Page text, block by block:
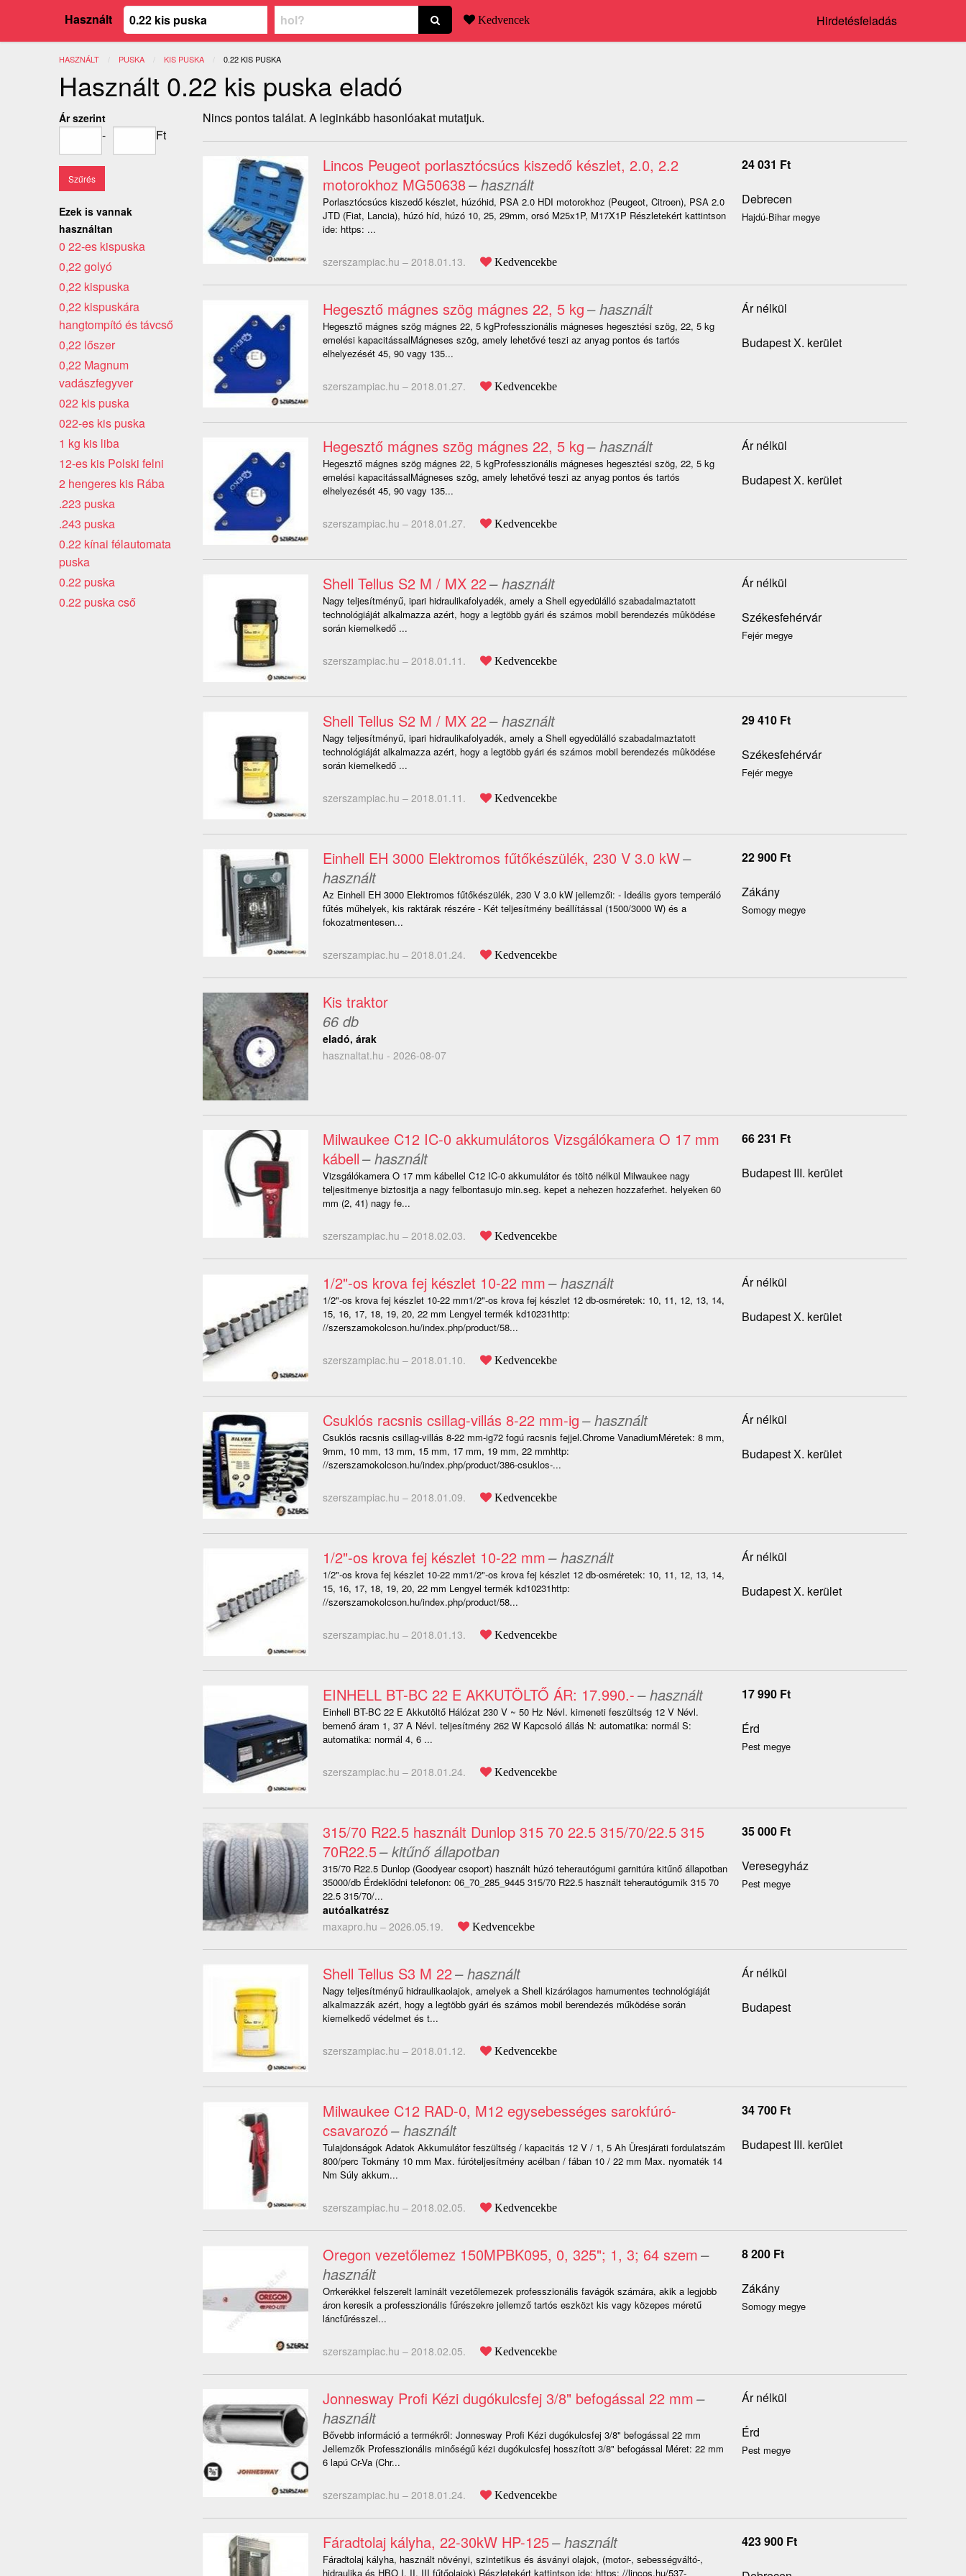
Használt Kedvencek Hirdetésfeladás
HASZNÁLT PUSKA KIS PUSKA JELENLEGI:
0.22 KIS PUSKA
Használt 0.22 kis puska eladó
Nincs pontos találat. A leginkább hasonlóakat mutatjuk.
Lincos Peugeot porlasztócsúcs kiszedő készlet, 2.0, 2.2
motorokhoz MG50638– használt
Porlasztócsúcs kiszedő készlet, húzóhid, PSA 2.0 HDI motorokhoz (Peugeot, Citroen), PSA 2.0
JTD (Fiat, Lancia), húzó híd, húzó 10, 25, 29mm, orsó M25x1P, M17X1P Részletekért kattintson
ide: https: ...
szerszampiac.hu – 2018.01.13. Kedvencekbe
24 031 Ft
Debrecen
Hajdú-Bihar megye
Hegesztő mágnes szög mágnes 22, 5 kg– használt
Hegesztő mágnes szög mágnes 22, 5 kgProfesszionális mágneses hegesztési szög, 22, 5 kg
emelési kapacitássalMágneses szög, amely lehetővé teszi az anyag pontos és tartós
elhelyezését 45, 90 vagy 135...
szerszampiac.hu – 2018.01.27. Kedvencekbe
Ár nélkül
Budapest X. kerület
Hegesztő mágnes szög mágnes 22, 5 kg– használt
Hegesztő mágnes szög mágnes 22, 5 kgProfesszionális mágneses hegesztési szög, 22, 5 kg
emelési kapacitássalMágneses szög, amely lehetővé teszi az anyag pontos és tartós
elhelyezését 45, 90 vagy 135...
szerszampiac.hu – 2018.01.27. Kedvencekbe
Ár nélkül
Budapest X. kerület
Shell Tellus S2 M / MX 22– használt
Nagy teljesítményű, ipari hidraulikafolyadék, amely a Shell egyedülálló szabadalmaztatott
technológiáját alkalmazza azért, hogy a legtöbb gyári és számos mobil berendezés mûködése
során kiemelkedő ...
szerszampiac.hu – 2018.01.11. Kedvencekbe
Ár nélkül
Székesfehérvár
Fejér megye
Shell Tellus S2 M / MX 22– használt
Nagy teljesítményű, ipari hidraulikafolyadék, amely a Shell egyedülálló szabadalmaztatott
technológiáját alkalmazza azért, hogy a legtöbb gyári és számos mobil berendezés mûködése
során kiemelkedő ...
szerszampiac.hu – 2018.01.11. Kedvencekbe
29 410 Ft
Székesfehérvár
Fejér megye
Einhell EH 3000 Elektromos fűtőkészülék, 230 V 3.0 kW–
használt
Az Einhell EH 3000 Elektromos fűtőkészülék, 230 V 3.0 kW jellemzői: - Ideális gyors temperáló
fűtés műhelyek, kis raktárak részére - Két teljesítmény beállítással (1500/3000 W) és a
fokozatmentesen...
szerszampiac.hu – 2018.01.24. Kedvencekbe
22 900 Ft
Zákány
Somogy megye
Kis traktor
66 db
eladó, árak
hasznaltat.hu - 2026-08-07
Milwaukee C12 IC-0 akkumulátoros Vizsgálókamera O 17 mm
kábell– használt
Vizsgálókamera O 17 mm kábellel C12 IC-0 akkumulátor és töltõ nélkül Milwaukee nagy
teljesitmenye biztositja a nagy felbontasujo min.seg. kepet a nehezen hozzaferhet. helyeken 60
mm (2, 41) nagy fe...
szerszampiac.hu – 2018.02.03. Kedvencekbe
66 231 Ft
Budapest III. kerület
1/2"-os krova fej készlet 10-22 mm– használt
1/2"-os krova fej készlet 10-22 mm1/2"-os krova fej készlet 12 db-osméretek: 10, 11, 12, 13, 14,
15, 16, 17, 18, 19, 20, 22 mm Lengyel termék kd10231http:
//szerszamokolcson.hu/index.php/product/58...
szerszampiac.hu – 2018.01.10. Kedvencekbe
Ár nélkül
Budapest X. kerület
Csuklós racsnis csillag-villás 8-22 mm-ig– használt
Csuklós racsnis csillag-villás 8-22 mm-ig72 fogú racsnis fejjel.Chrome VanadiumMéretek: 8 mm,
9mm, 10 mm, 13 mm, 15 mm, 17 mm, 19 mm, 22 mmhttp:
//szerszamokolcson.hu/index.php/product/386-csuklos-...
szerszampiac.hu – 2018.01.09. Kedvencekbe
Ár nélkül
Budapest X. kerület
1/2"-os krova fej készlet 10-22 mm– használt
1/2"-os krova fej készlet 10-22 mm1/2"-os krova fej készlet 12 db-osméretek: 10, 11, 12, 13, 14,
15, 16, 17, 18, 19, 20, 22 mm Lengyel termék kd10231http:
//szerszamokolcson.hu/index.php/product/58...
szerszampiac.hu – 2018.01.13. Kedvencekbe
Ár nélkül
Budapest X. kerület
EINHELL BT-BC 22 E AKKUTÖLTŐ ÁR: 17.990.-– használt
Einhell BT-BC 22 E Akkutöltő Hálózat 230 V ~ 50 Hz Névl. kimeneti feszültség 12 V Névl.
bemenő áram 1, 37 A Névl. teljesítmény 262 W Kapcsoló állás N: automatika: normál S:
automatika: normál 4, 6 ...
szerszampiac.hu – 2018.01.24. Kedvencekbe
17 990 Ft
Érd
Pest megye
315/70 R22.5 használt Dunlop 315 70 22.5 315/70/22.5 315
70R22.5– kitűnő állapotban
315/70 R22.5 Dunlop (Goodyear csoport) használt húzó teherautógumi garnitúra kitűnő állapotban
35000/db Érdeklődni telefonon: 06_70_285_9445 315/70 R22.5 használt teherautógumik 315 70
22.5 315/70/...
autóalkatrész
maxapro.hu – 2026.05.19. Kedvencekbe
35 000 Ft
Veresegyház
Pest megye
Shell Tellus S3 M 22– használt
Nagy teljesítményű hidraulikaolajok, amelyek a Shell kizárólagos hamumentes technológiáját
alkalmazzák azért, hogy a legtöbb gyári és számos mobil berendezés működése során
kiemelkedő védelmet és t...
szerszampiac.hu – 2018.01.12. Kedvencekbe
Ár nélkül
Budapest
Milwaukee C12 RAD-0, M12 egysebességes sarokfúró-
csavarozó– használt
Tulajdonságok Adatok Akkumulátor feszültség / kapacitás 12 V / 1, 5 Ah Üresjárati fordulatszám
800/perc Tokmány 10 mm Max. fúróteljesítmény acélban / fában 10 / 22 mm Max. nyomaték 14
Nm Súly akkum...
szerszampiac.hu – 2018.02.05. Kedvencekbe
34 700 Ft
Budapest III. kerület
Oregon vezetőlemez 150MPBK095, 0, 325"; 1, 3; 64 szem–
használt
Orrkerékkel felszerelt laminált vezetőlemezek professzionális favágók számára, akik a legjobb
áron keresik a professzionális fűrészekre jellemző tartós eszközt kis vagy közepes méretű
láncfűrésszel...
szerszampiac.hu – 2018.02.05. Kedvencekbe
8 200 Ft
Zákány
Somogy megye
Jonnesway Profi Kézi dugókulcsfej 3/8" befogással 22 mm–
használt
Bővebb információ a termékről: Jonnesway Profi Kézi dugókulcsfej 3/8" befogással 22 mm
Jellemzők Professzionális minőségű kézi dugókulcsfej hosszított 3/8" befogással Méret: 22 mm
6 lapú Cr-Va (Chr...
szerszampiac.hu – 2018.01.24. Kedvencekbe
Ár nélkül
Érd
Pest megye
Fáradtolaj kályha, 22-30kW HP-125– használt
Fáradtolaj kályha, használt növényi, szintetikus és ásványi olajok, (motor-, sebességváltó-,
hidraulika és HBO I, II, III fűtőolajok) Részletekért kattintson ide: https: //lincos.hu/537-
423 900 Ft
Ár szerint
- Ft
Ezek is vannak
használtan
0 22-es kispuska
0,22 golyó
0,22 kispuska
0,22 kispuskára
hangtompító és távcső
0,22 lőszer
0,22 Magnum
vadászfegyver
022 kis puska
022-es kis puska
1 kg kis liba
12-es kis Polski felni
2 hengeres kis Rába
.223 puska
.243 puska
0.22 kínai félautomata
puska
0.22 puska
0.22 puska cső